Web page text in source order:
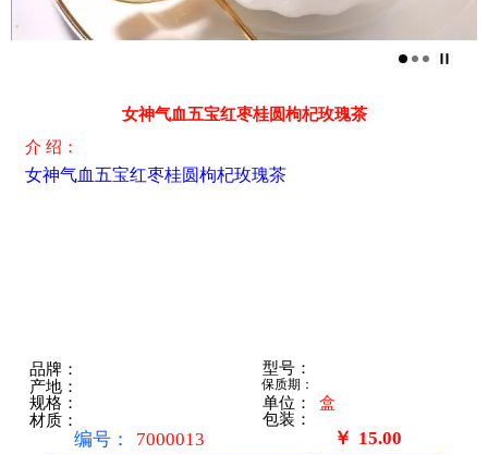
女神气血五宝红枣桂圆枸杞玫瑰茶
介 绍：
女神气血五宝红枣桂圆枸杞玫瑰茶
品牌：
型号：
产地：
保质期：
规格： 单位：
盒
材质：
包装：
编号： 7000013 ￥ 15.00